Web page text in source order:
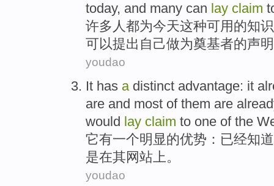
today, and many can lay claim
许多 人都为今天这种可用 的知识
可以提出自己做为奠基者的声明
youdao
It has a distinct advantage: it
are and most of them are
would lay claim to one of the
它有一个明显的优势 ： 已经知道
是在其网站 上。
youdao